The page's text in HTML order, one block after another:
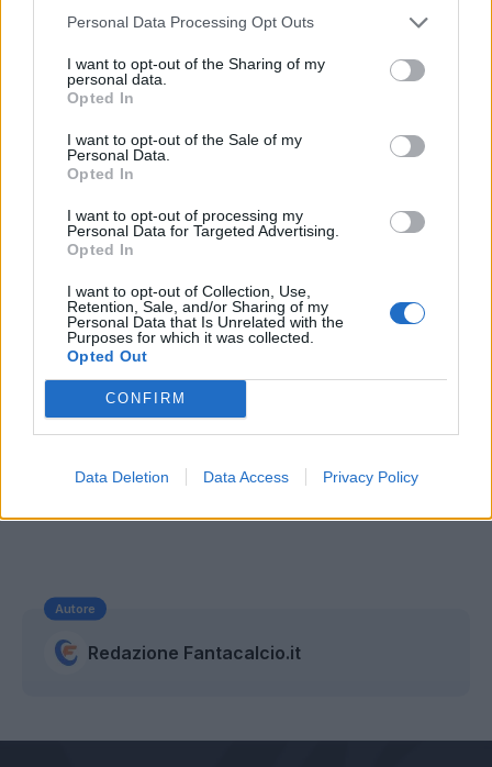
Personal Data Processing Opt Outs
I want to opt-out of the Sharing of my
personal data.
Opted In
I want to opt-out of the Sale of my
Personal Data.
Opted In
I want to opt-out of processing my
Personal Data for Targeted Advertising.
Opted In
I want to opt-out of Collection, Use,
Retention, Sale, and/or Sharing of my
Personal Data that Is Unrelated with the
Purposes for which it was collected.
Opted Out
CONFIRM
Data Deletion Data Access Privacy Policy
lasciarlo partire facilmente: la richiesta parte da
convincere la dirigenza a privarsi del
centrocampista, che il nuovo tecnico Cuesta
vorrebbe tenere al centro del progetto. I contatti
tra le parti si sarebbero intensificati negli ultimi
Autore
Redazione Fantacalcio.it